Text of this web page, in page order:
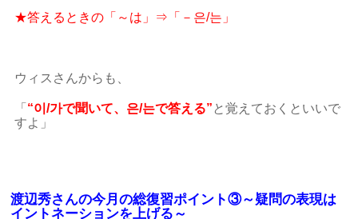
★答えるときの「～は」⇒「－은/는」
ウィスさんからも、
「 “이/가で聞いて、은/는で答える” と覚えておくといいで
すよ」
渡辺秀さんの今月の総復習ポイント③～疑問の表現は
イントネーションを上げる～